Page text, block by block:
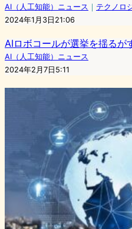
AI（人工知能）ニュース ｜ テクノロ
2024年1月3日21:06
AIロボコールが選挙を揺るが
AI（人工知能）ニュース
2024年2月7日5:11